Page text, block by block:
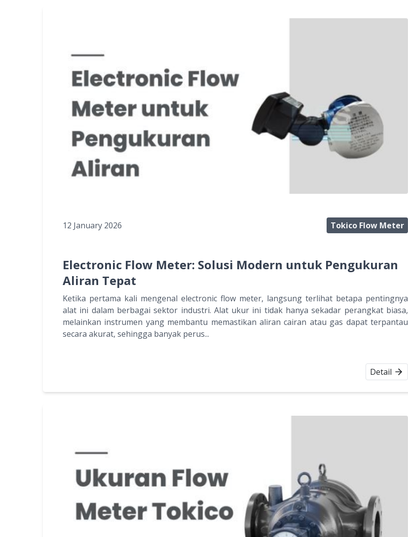
12 January 2026 Tokico Flow Meter
Electronic Flow Meter: Solusi Modern untuk Pengukuran
Aliran Tepat
Ketika pertama kali mengenal electronic flow meter, langsung terlihat betapa pentingnya
alat ini dalam berbagai sektor industri. Alat ukur ini tidak hanya sekadar perangkat biasa,
melainkan instrumen yang membantu memastikan aliran cairan atau gas dapat terpantau
secara akurat, sehingga banyak perus...
Detail